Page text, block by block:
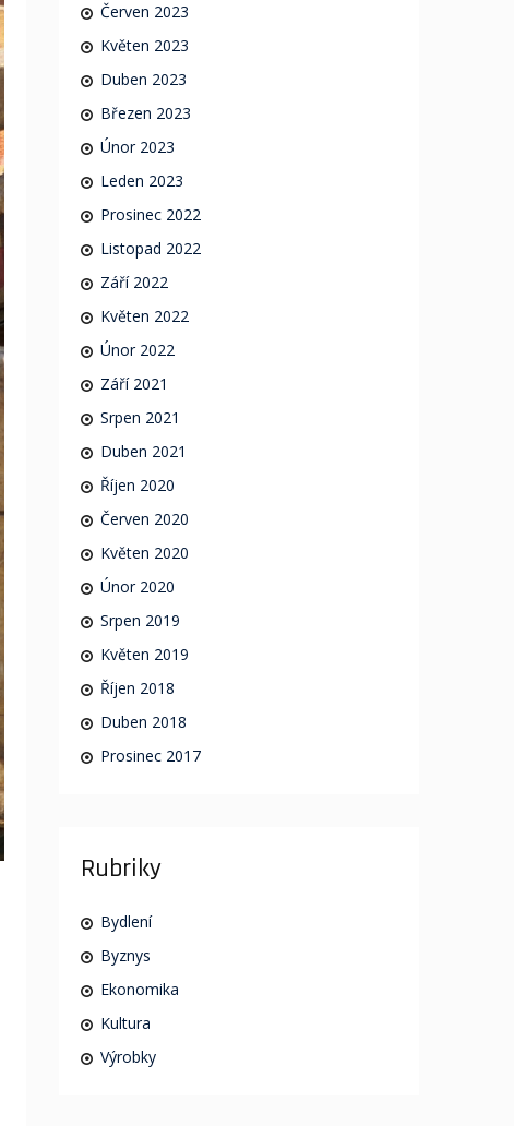
Červen 2023
Květen 2023
Duben 2023
Březen 2023
Únor 2023
Leden 2023
Prosinec 2022
Listopad 2022
Září 2022
Květen 2022
Únor 2022
Září 2021
Srpen 2021
Duben 2021
Říjen 2020
Červen 2020
Květen 2020
Únor 2020
Srpen 2019
Květen 2019
Říjen 2018
Duben 2018
Prosinec 2017
Rubriky
Bydlení
Byznys
Ekonomika
Kultura
Výrobky